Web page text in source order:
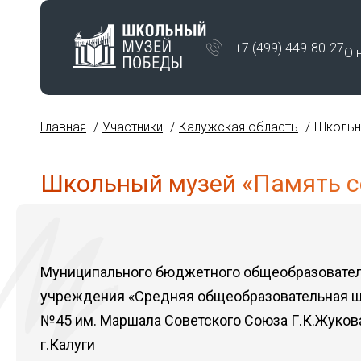
О
+7 (499) 449-80-27
Главная Участники Калужская область
Школьный музей «Память
Муниципального бюджетного
учреждения «Средняя общеобразовательная
№45 им. Маршала Советского Союза
г.Калуги